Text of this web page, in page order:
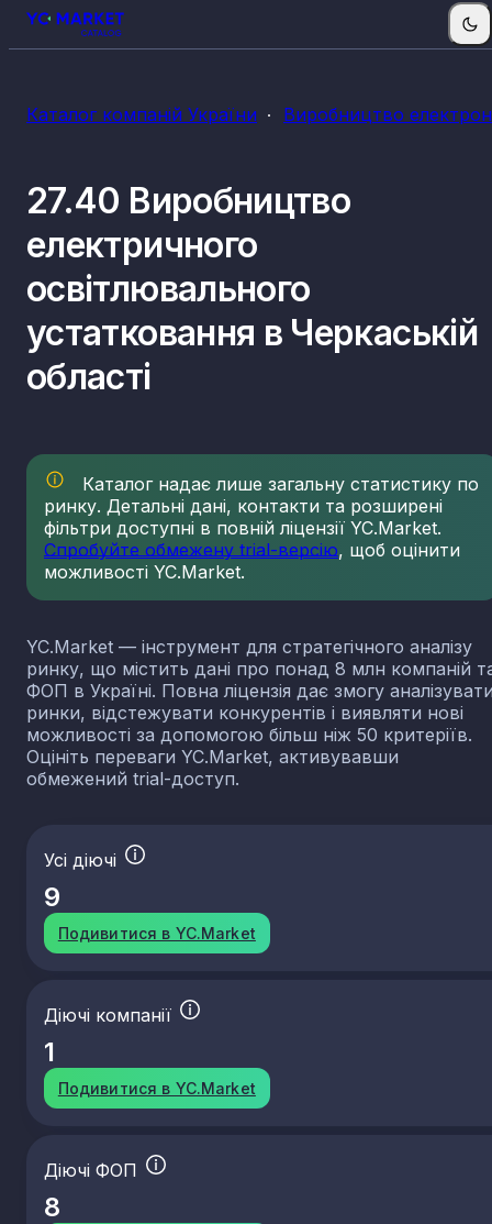
Каталог компаній України Виробництво
27.40 Виробництво
електричного
освітлювального
устатковання в Черкаській
області
Каталог надає лише загальну статистику по
ринку. Детальні дані, контакти та розширені
фільтри доступні в повній ліцензії YC.Market.
Спробуйте обмежену trial-версію, щоб оцінити
можливості YC.Market.
YC.Market — інструмент для стратегічного аналізу
ринку, що містить дані про понад 8 млн компаній
ФОП в Україні. Повна ліцензія дає змогу
ринки, відстежувати конкурентів і виявляти нові
можливості за допомогою більш ніж 50 критеріїв.
Оцініть переваги YC.Market, активувавши
обмежений trial-доступ.
Усі діючі
9
Подивитися в YC.Market
Діючі компанії
1
Подивитися в YC.Market
Діючі ФОП
8